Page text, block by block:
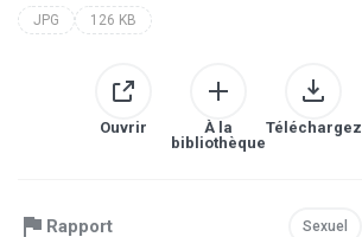
JPG 126 KB
Ouvrir
À la
bibliothèque
Téléchargez
Rapport Sexuel